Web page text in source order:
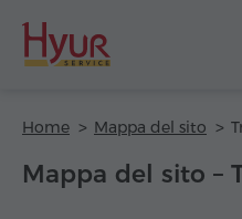
Home Mappa del sito
Mappa del sito –